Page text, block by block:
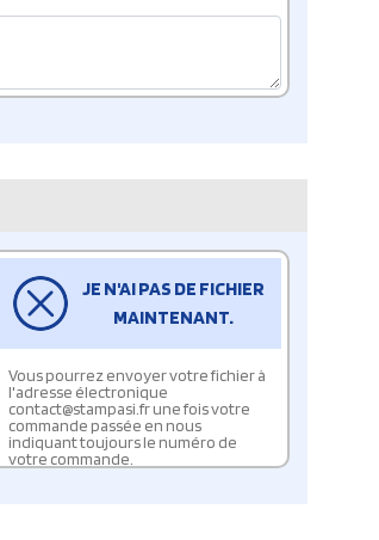
JE N'AI PAS DE FICHIER
MAINTENANT.
Vous pourrez envoyer votre fichier à
l'adresse électronique
contact@stampasi.fr une fois votre
commande passée en nous
indiquant toujours le numéro de
votre commande.